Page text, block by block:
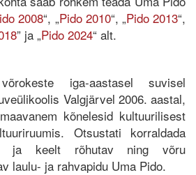
2008“, „Pido 2010“, „Pido 2013“,
” ja „Pido 2024“ alt.
iga-aastasel suvisel
Valgjärvel 2006. aastal,
kõnelesid kultuurilisest
Otsustati korraldada
ja keelt rõhutav ning võru
laulu- ja rahvapidu Uma Pido.